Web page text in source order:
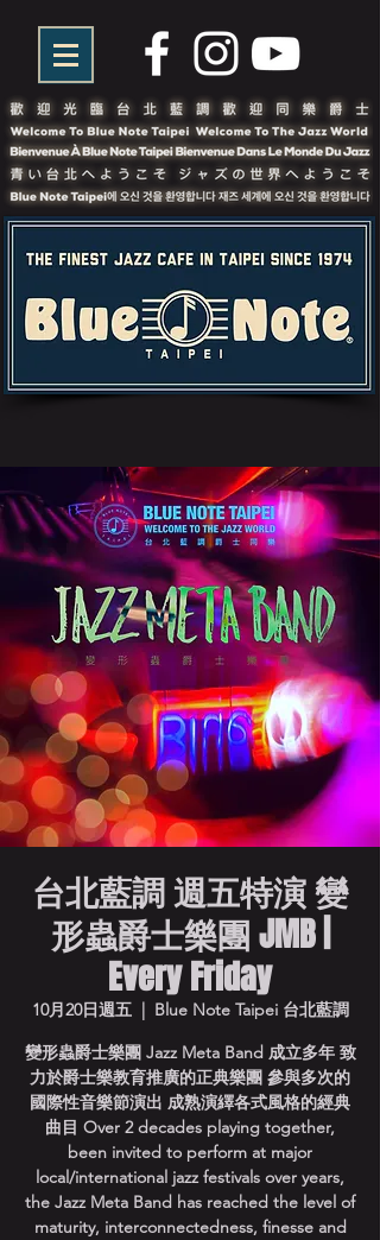
台北藍調 週五特演 變
形蟲爵士樂團 JMB |
Every Friday
10月20日週五
  |
Blue Note Taipei 台北藍調
變形蟲爵士樂團 Jazz Meta Band 成立多年 致
力於爵士樂教育推廣的正典樂團 參與多次的
國際性音樂節演出 成熟演繹各式風格的經典
曲目 Over 2 decades playing together,
been invited to perform at major
local/international jazz festivals over years,
the Jazz Meta Band has reached the level of
maturity, interconnectedness, finesse and